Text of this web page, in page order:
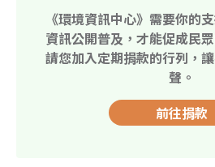
《環境資訊中心》需要你的
資訊公開普及，才能促成民
請您加入定期捐款的行列，
聲。
前往捐款